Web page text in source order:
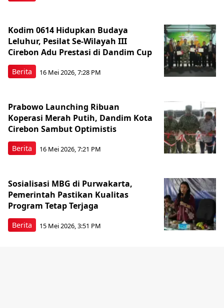
Berita
Kodim 0614 Hidupkan Budaya
Leluhur, Pesilat Se-Wilayah III
Cirebon Adu Prestasi di Dandim Cup
16 Mei 2026, 7:28 PM
Berita
Prabowo Launching Ribuan
Koperasi Merah Putih, Dandim Kota
Cirebon Sambut Optimistis
16 Mei 2026, 7:21 PM
Berita
Sosialisasi MBG di Purwakarta,
Pemerintah Pastikan Kualitas
Program Tetap Terjaga
15 Mei 2026, 3:51 PM